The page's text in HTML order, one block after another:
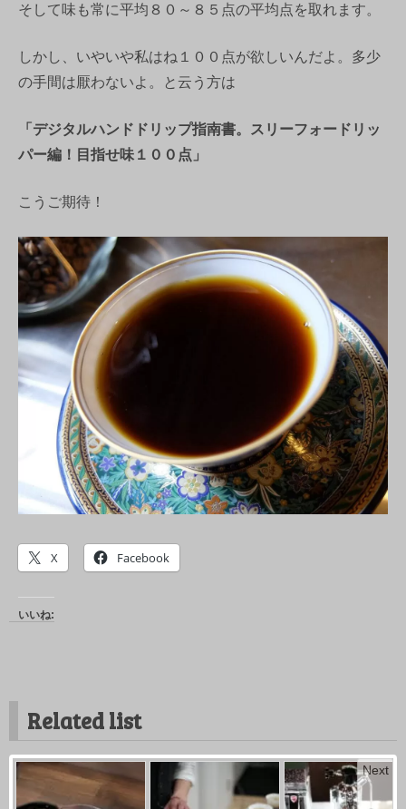
そして味も常に平均８０～８５点の平均点を取れます。
しかし、いやいや私はね１００点が欲しいんだよ。多少
の手間は厭わないよ。と云う方は
「デジタルハンドドリップ指南書。スリーフォードリッ
パー編！目指せ味１００点」
こうご期待！
X Facebook
いいね:
Related list
Next